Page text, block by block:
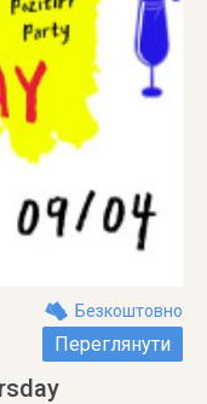
Безкоштовно
Переглянути